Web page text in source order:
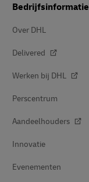
Bedrijfsinformatie
Over DHL
Delivered
Werken bij DHL
Perscentrum
Aandeelhouders
Innovatie
Evenementen